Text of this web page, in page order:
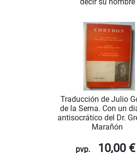
decir su nombre
Traducción de Julio
de la Serna. Con un
antisocrático del Dr.
Marañón
pvp. 10,00 €